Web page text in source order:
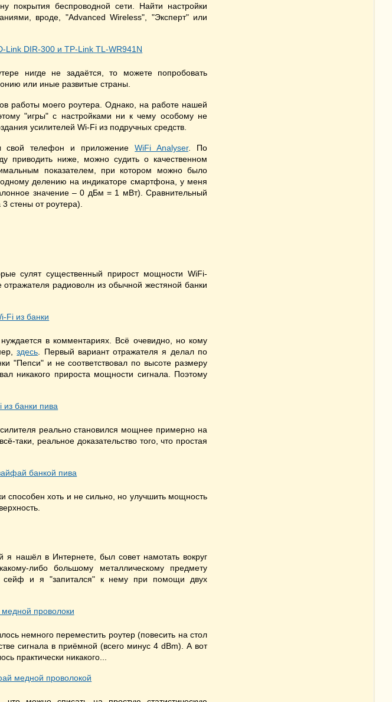
покрытия беспроводной сети. Найти настройки
вроде, "Advanced Wireless", "Эксперт" или
нигде не задаётся, то можете попробовать
или иные развитые страны.
работы моего роутера. Однако, на работе нашей
"игры" с настройками ни к чему особому не
усилителей Wi-Fi из подручных средств.
свой телефон и приложениеWiFi Analyser. По
приводить ниже, можно судить о качественном
показателем, при котором можно было
одному делению на индикаторе смартфона, у меня
значение – 0 дБм = 1 мВт). Сравнительный
стены от роутера).
сулят существенный прирост мощности WiFi-
радиоволн из обычной жестяной банки
в комментариях. Всё очевидно, но кому
здесь . Первый вариант отражателя я делал по
"Пепси" и не соответствовал по высоте размеру
никакого прироста мощности сигнала. Поэтому
реально становился мощнее примерно на
таки, реальное доказательство того, что простая
способен хоть и не сильно, но улучшить мощность
нашёл в Интернете, был совет намотать вокруг
либо большому металлическому предмету
сейф и я "запитался" к нему при помощи двух
немного переместить роутер (повесить на стол
сигнала в приёмной (всего минус 4 dBm). А вот
практически никакого...